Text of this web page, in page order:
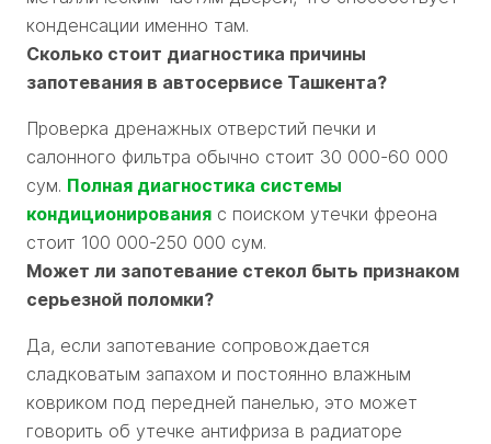
конденсации именно там.
Сколько стоит диагностика причины
запотевания в автосервисе Ташкента?
Проверка дренажных отверстий печки и
салонного фильтра обычно стоит 30 000-60 000
сум. Полная диагностика системы
кондиционирования с поиском утечки фреона
стоит 100 000-250 000 сум.
Может ли запотевание стекол быть признаком
серьезной поломки?
Да, если запотевание сопровождается
сладковатым запахом и постоянно влажным
ковриком под передней панелью, это может
говорить об утечке антифриза в радиаторе